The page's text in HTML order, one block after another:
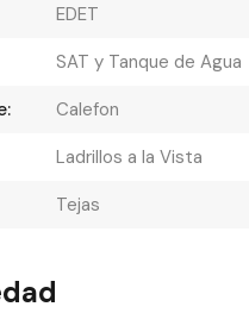
EDET
SAT y Tanque de Agua
Calefon
Ladrillos a la Vista
Tejas